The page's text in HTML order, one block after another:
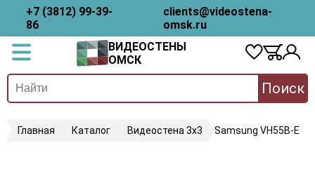
+7 (3812) 99-39-
86
clients@videostena-
omsk.ru
ВИДЕОСТЕНЫ
ОМСК
Поиск
Главная Каталог Видеостена 3х3 Samsung VH55B-E